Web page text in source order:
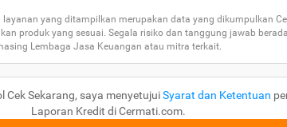
yang ditampilkan merupakan data yang dikumpulkan
produk yang sesuai. Segala risiko dan tanggung jawab
Lembaga Jasa Keuangan atau mitra terkait.
Cek Sekarang, saya menyetujuiSyarat dan Ketentuan
Laporan Kredit di Cermati.com.